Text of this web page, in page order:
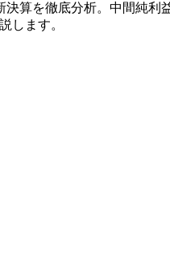
算を徹底分析。中間純
します。